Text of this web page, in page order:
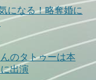
になる！略奪婚に
のタトゥーは本
出演